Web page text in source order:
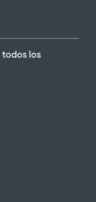
todos los